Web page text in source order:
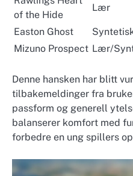
of the Hide
Lær
Easton Ghost
Mizuno Prospect Lær/
Denne hansken har blitt
tilbakemeldinger fra
passform og generell
balanserer komfort med
forbedre en ung spillers